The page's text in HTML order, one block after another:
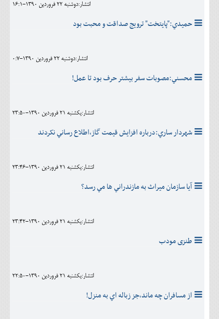
انتشار:دوشنبه 22 فروردين 1390-16:1
حميدي:"پايتخت" ترويج صداقت و محبت بود
انتشار:دوشنبه 22 فروردين 1390-0:7
محسني:مصوبات سفر بيشتر حرف بود تا عمل!
انتشار:يکشنبه 21 فروردين 1390-23:50
شهردار ساري:درباره افزايش قيمت گاز،اطلاع رساني نکردند
انتشار:يکشنبه 21 فروردين 1390-23:46
آيا سازمان ميراث به مازندراني ها مي رسد؟
انتشار:يکشنبه 21 فروردين 1390-23:42
طنزی مودب
انتشار:يکشنبه 21 فروردين 1390-22:50
از مسافران چه ماند،جز زباله اي به منزل!